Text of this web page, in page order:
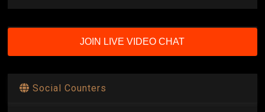
JOIN LIVE VIDEO CHAT
Social Counters